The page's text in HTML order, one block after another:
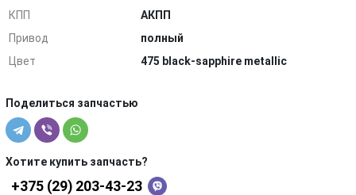
КПП
АКПП
Привод
полный
Цвет
475 black-sapphire metallic
Поделиться запчастью
Хотите купить запчасть?
+375 (29) 203-43-23